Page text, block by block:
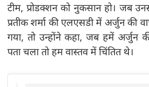
टीम, प्रोडक्शन को नुकसान हो। जब
प्रतीक शर्मा की एलएसडी में अर्जुन की
गया, तो उन्होंने कहा, जब हमें अर्जुन
पता चला तो हम वास्तव में चिंतित थे।